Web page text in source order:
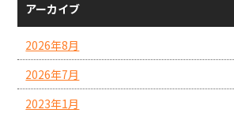
アーカイブ
2026年8月
2026年7月
2023年1月